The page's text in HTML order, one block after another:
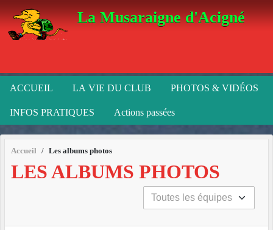
La Musaraigne d'Acigné
ACCUEIL LA VIE DU CLUB PHOTOS & VIDÉOS
INFOS PRATIQUES Actions passées
Accueil Les albums photos
LES ALBUMS PHOTOS
Panneau de gestion des cookies